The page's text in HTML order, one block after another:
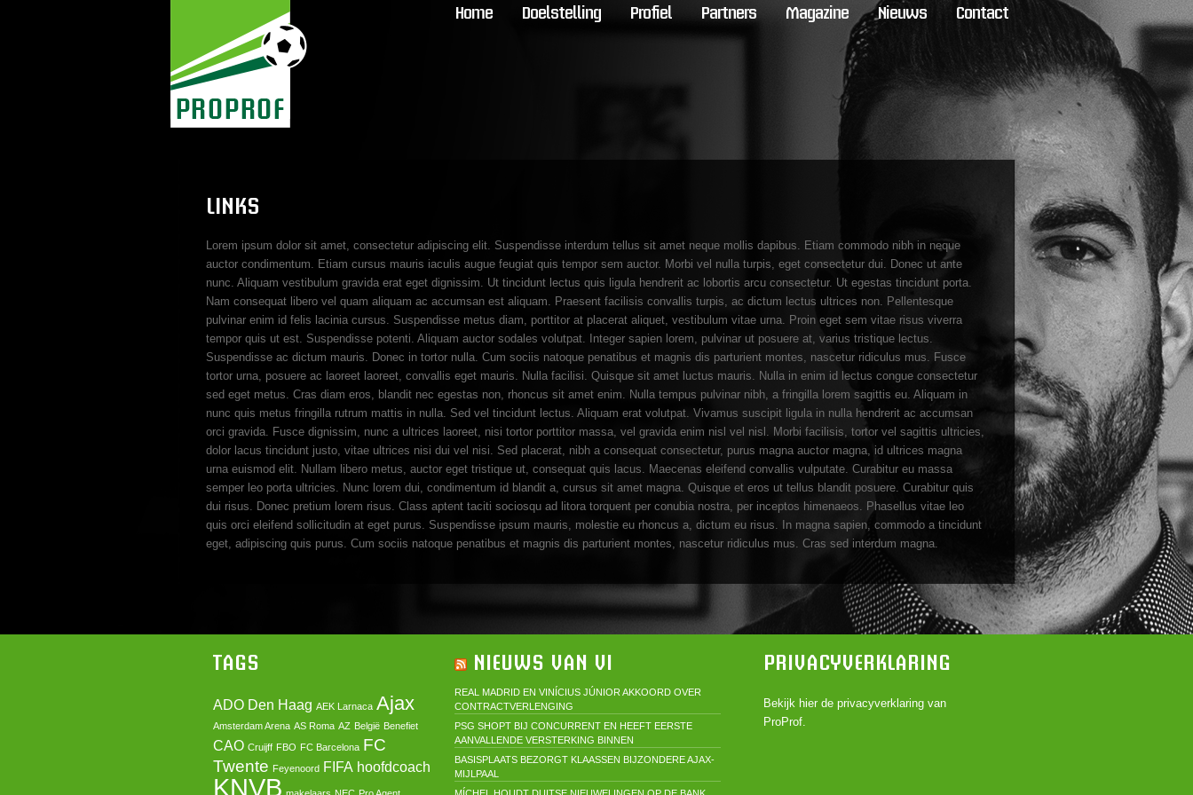
Home Doelstelling Profiel Partners Magazine Nieuws Contact
LINKS
Lorem ipsum dolor sit amet, consectetur adipiscing elit. Suspendisse interdum tellus sit amet neque mollis dapibus. Etiam commodo nibh in neque
auctor condimentum. Etiam cursus mauris iaculis augue feugiat quis tempor sem auctor. Morbi vel nulla turpis, eget consectetur dui. Donec ut ante
nunc. Aliquam vestibulum gravida erat eget dignissim. Ut tincidunt lectus quis ligula hendrerit ac lobortis arcu consectetur. Ut egestas tincidunt porta.
Nam consequat libero vel quam aliquam ac accumsan est aliquam. Praesent facilisis convallis turpis, ac dictum lectus ultrices non. Pellentesque
pulvinar enim id felis lacinia cursus. Suspendisse metus diam, porttitor at placerat aliquet, vestibulum vitae urna. Proin eget sem vitae risus viverra
tempor quis ut est. Suspendisse potenti. Aliquam auctor sodales volutpat. Integer sapien lorem, pulvinar ut posuere at, varius tristique lectus.
Suspendisse ac dictum mauris. Donec in tortor nulla. Cum sociis natoque penatibus et magnis dis parturient montes, nascetur ridiculus mus. Fusce
tortor urna, posuere ac laoreet laoreet, convallis eget mauris. Nulla facilisi. Quisque sit amet luctus mauris. Nulla in enim id lectus congue consectetur
sed eget metus. Cras diam eros, blandit nec egestas non, rhoncus sit amet enim. Nulla tempus pulvinar nibh, a fringilla lorem sagittis eu. Aliquam in
nunc quis metus fringilla rutrum mattis in nulla. Sed vel tincidunt lectus. Aliquam erat volutpat. Vivamus suscipit ligula in nulla hendrerit ac accumsan
orci gravida. Fusce dignissim, nunc a ultrices laoreet, nisi tortor porttitor massa, vel gravida enim nisl vel nisl. Morbi facilisis, tortor vel sagittis ultricies,
dolor lacus tincidunt justo, vitae ultrices nisi dui vel nisi. Sed placerat, nibh a consequat consectetur, purus magna auctor magna, id ultrices magna
urna euismod elit. Nullam libero metus, auctor eget tristique ut, consequat quis lacus. Maecenas eleifend convallis vulputate. Curabitur eu massa
semper leo porta ultricies. Nunc lorem dui, condimentum id blandit a, cursus sit amet magna. Quisque et eros ut tellus blandit posuere. Curabitur quis
dui risus. Donec pretium lorem risus. Class aptent taciti sociosqu ad litora torquent per conubia nostra, per inceptos himenaeos. Phasellus vitae leo
quis orci eleifend sollicitudin at eget purus. Suspendisse ipsum mauris, molestie eu rhoncus a, dictum eu risus. In magna sapien, commodo a tincidunt
eget, adipiscing quis purus. Cum sociis natoque penatibus et magnis dis parturient montes, nascetur ridiculus mus. Cras sed interdum magna.
TAGS
ADO Den Haag AEK Larnaca Ajax
Amsterdam Arena AS Roma AZ België Benefiet
CAO Cruijff FBO FC Barcelona FC
Twente Feyenoord FIFA hoofdcoach
KNVB makelaars NEC Pro Agent
NIEUWS VAN VI
REAL MADRID EN VINÍCIUS JÚNIOR AKKOORD OVER
CONTRACTVERLENGING
PSG SHOPT BIJ CONCURRENT EN HEEFT EERSTE
AANVALLENDE VERSTERKING BINNEN
BASISPLAATS BEZORGT KLAASSEN BIJZONDERE AJAX-
MIJLPAAL
MÍCHEL HOUDT DUITSE NIEUWELINGEN OP DE BANK
PRIVACYVERKLARING
Bekijk hier de privacyverklaring van
ProProf.